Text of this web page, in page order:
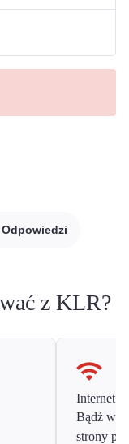
z KLR?
Internet
Bądź w
strony